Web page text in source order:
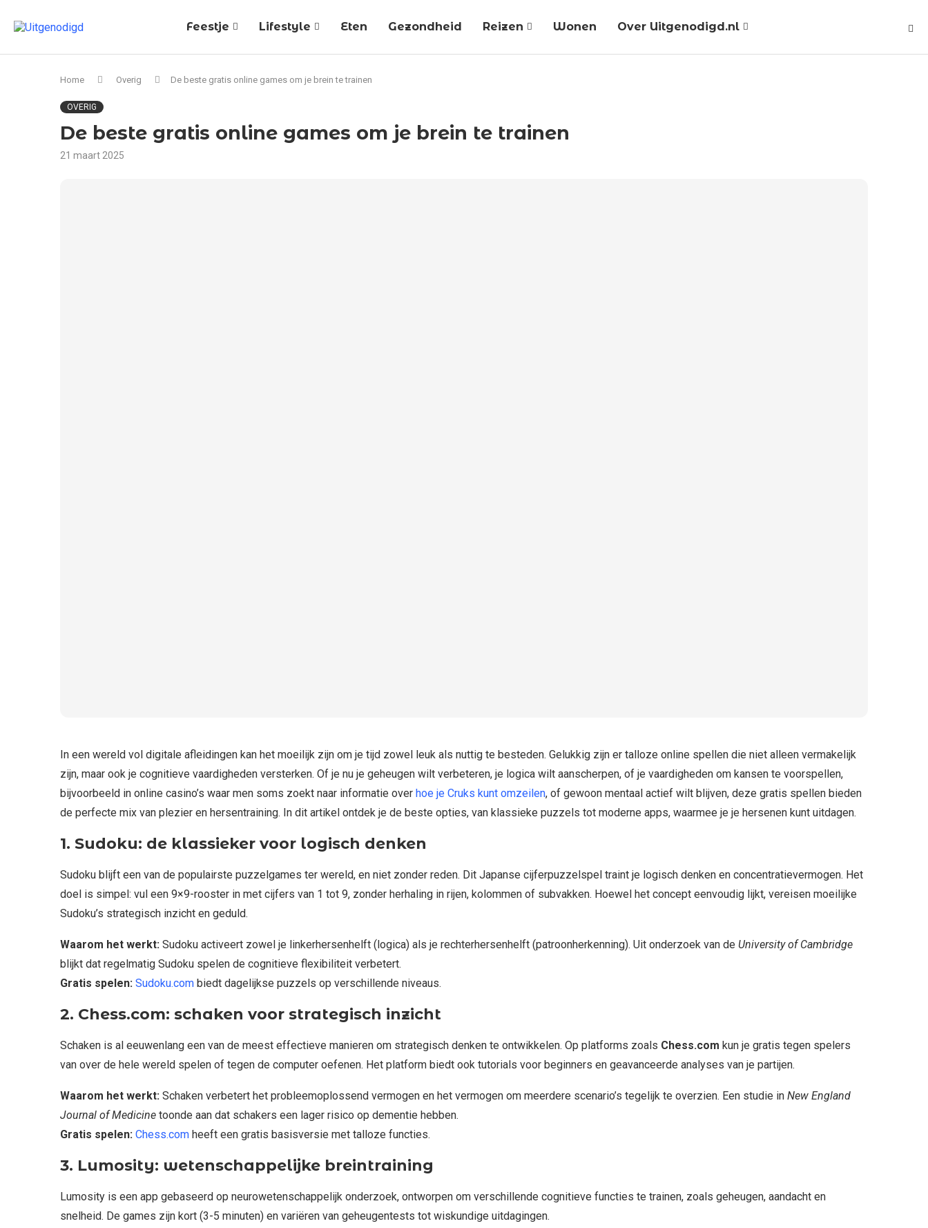
Feestje Lifestyle Eten Gezondheid Reizen Wonen Over Uitgenodigd.nl
Home Overig De beste gratis online games om je brein te trainen
OVERIG
De beste gratis online games om je brein te trainen
21 maart 2025
In een wereld vol digitale afleidingen kan het moeilijk zijn om je tijd zowel leuk als nuttig te besteden. Gelukkig zijn er talloze online spellen die niet alleen vermakelijk
zijn, maar ook je cognitieve vaardigheden versterken. Of je nu je geheugen wilt verbeteren, je logica wilt aanscherpen, of je vaardigheden om kansen te voorspellen,
bijvoorbeeld in online casino’s waar men soms zoekt naar informatie over hoe je Cruks kunt omzeilen, of gewoon mentaal actief wilt blijven, deze gratis spellen bieden
de perfecte mix van plezier en hersentraining. In dit artikel ontdek je de beste opties, van klassieke puzzels tot moderne apps, waarmee je je hersenen kunt uitdagen.
1. Sudoku: de klassieker voor logisch denken
Sudoku blijft een van de populairste puzzelgames ter wereld, en niet zonder reden. Dit Japanse cijferpuzzelspel traint je logisch denken en concentratievermogen. Het
doel is simpel: vul een 9×9-rooster in met cijfers van 1 tot 9, zonder herhaling in rijen, kolommen of subvakken. Hoewel het concept eenvoudig lijkt, vereisen moeilijke
Sudoku’s strategisch inzicht en geduld.
Waarom het werkt: Sudoku activeert zowel je linkerhersenhelft (logica) als je rechterhersenhelft (patroonherkenning). Uit onderzoek van de University of Cambridge
blijkt dat regelmatig Sudoku spelen de cognitieve flexibiliteit verbetert.
Gratis spelen: Sudoku.com biedt dagelijkse puzzels op verschillende niveaus.
2. Chess.com: schaken voor strategisch inzicht
Schaken is al eeuwenlang een van de meest effectieve manieren om strategisch denken te ontwikkelen. Op platforms zoals Chess.com kun je gratis tegen spelers
van over de hele wereld spelen of tegen de computer oefenen. Het platform biedt ook tutorials voor beginners en geavanceerde analyses van je partijen.
Waarom het werkt: Schaken verbetert het probleemoplossend vermogen en het vermogen om meerdere scenario’s tegelijk te overzien. Een studie in New England
Journal of Medicine toonde aan dat schakers een lager risico op dementie hebben.
Gratis spelen: Chess.com heeft een gratis basisversie met talloze functies.
3. Lumosity: wetenschappelijke breintraining
Lumosity is een app gebaseerd op neurowetenschappelijk onderzoek, ontworpen om verschillende cognitieve functies te trainen, zoals geheugen, aandacht en
snelheid. De games zijn kort (3-5 minuten) en variëren van geheugentests tot wiskundige uitdagingen.